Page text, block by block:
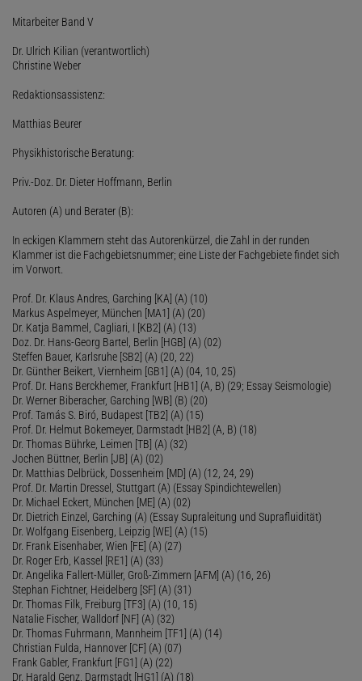
Mitarbeiter Band V
Dr. Ulrich Kilian (verantwortlich)
Christine Weber
Redaktionsassistenz:
Matthias Beurer
Physikhistorische Beratung:
Priv.-Doz. Dr. Dieter Hoffmann, Berlin
Autoren (A) und Berater (B):
In eckigen Klammern steht das Autorenkürzel, die Zahl in der runden
Klammer ist die Fachgebietsnummer; eine Liste der Fachgebiete findet sich
im Vorwort.
Prof. Dr. Klaus Andres, Garching [KA] (A) (10)
Markus Aspelmeyer, München [MA1] (A) (20)
Dr. Katja Bammel, Cagliari, I [KB2] (A) (13)
Doz. Dr. Hans-Georg Bartel, Berlin [HGB] (A) (02)
Steffen Bauer, Karlsruhe [SB2] (A) (20, 22)
Dr. Günther Beikert, Viernheim [GB1] (A) (04, 10, 25)
Prof. Dr. Hans Berckhemer, Frankfurt [HB1] (A, B) (29; Essay Seismologie)
Dr. Werner Biberacher, Garching [WB] (B) (20)
Prof. Tamás S. Biró, Budapest [TB2] (A) (15)
Prof. Dr. Helmut Bokemeyer, Darmstadt [HB2] (A, B) (18)
Dr. Thomas Bührke, Leimen [TB] (A) (32)
Jochen Büttner, Berlin [JB] (A) (02)
Dr. Matthias Delbrück, Dossenheim [MD] (A) (12, 24, 29)
Prof. Dr. Martin Dressel, Stuttgart (A) (Essay Spindichtewellen)
Dr. Michael Eckert, München [ME] (A) (02)
Dr. Dietrich Einzel, Garching (A) (Essay Supraleitung und Suprafluidität)
Dr. Wolfgang Eisenberg, Leipzig [WE] (A) (15)
Dr. Frank Eisenhaber, Wien [FE] (A) (27)
Dr. Roger Erb, Kassel [RE1] (A) (33)
Dr. Angelika Fallert-Müller, Groß-Zimmern [AFM] (A) (16, 26)
Stephan Fichtner, Heidelberg [SF] (A) (31)
Dr. Thomas Filk, Freiburg [TF3] (A) (10, 15)
Natalie Fischer, Walldorf [NF] (A) (32)
Dr. Thomas Fuhrmann, Mannheim [TF1] (A) (14)
Christian Fulda, Hannover [CF] (A) (07)
Frank Gabler, Frankfurt [FG1] (A) (22)
Dr. Harald Genz, Darmstadt [HG1] (A) (18)